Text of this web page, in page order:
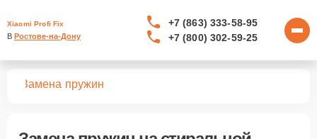
Xiaomi Profi Fix
В Ростове-на-Дону
+7 (863) 333-58-95
+7 (800) 302-59-25
Замена пружин